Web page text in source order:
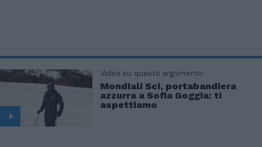
Video su questo argomento
Mondiali Sci, portabandiera
azzurra a Sofia Goggia: ti
aspettiamo